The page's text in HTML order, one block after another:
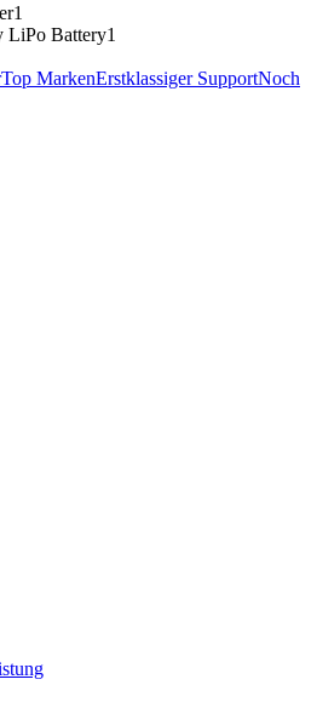
1
LiPo Battery1
Top MarkenErstklassiger SupportNoch